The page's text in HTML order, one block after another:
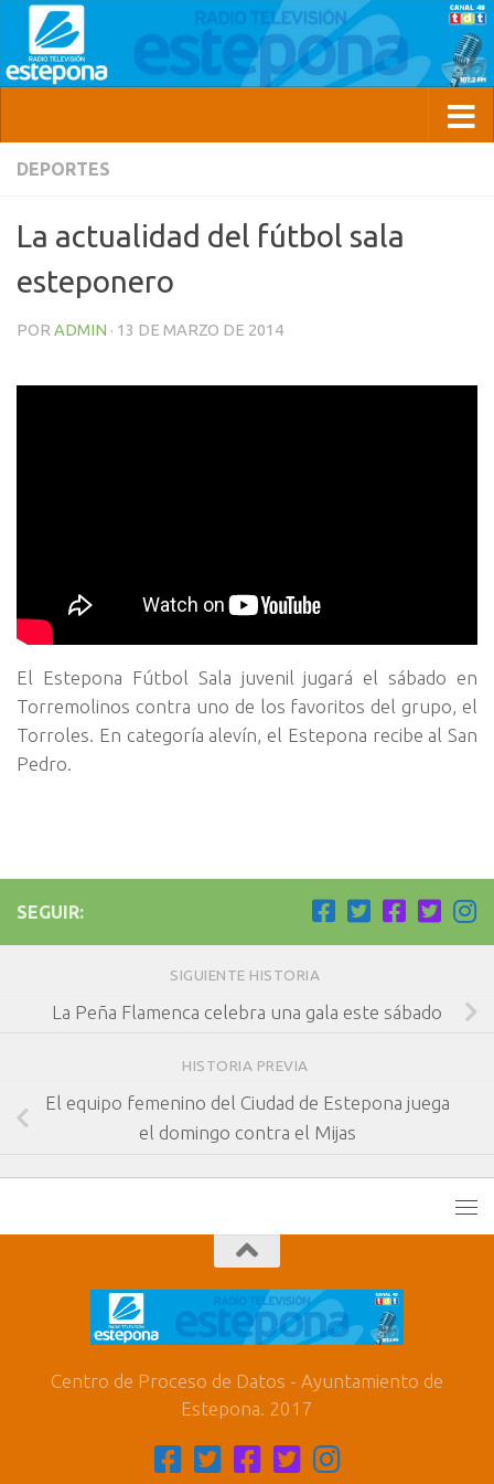
DEPORTES
La actualidad del fútbol sala
esteponero
POR ADMIN · 13 DE MARZO DE 2014
El Estepona Fútbol Sala juvenil jugará el sábado en
Torremolinos contra uno de los favoritos del grupo, el
Torroles. En categoría alevín, el Estepona recibe al San
Pedro.
SEGUIR:
SIGUIENTE HISTORIA
La Peña Flamenca celebra una gala este sábado
HISTORIA PREVIA
El equipo femenino del Ciudad de Estepona juega
el domingo contra el Mijas
Centro de Proceso de Datos - Ayuntamiento de
Estepona. 2017